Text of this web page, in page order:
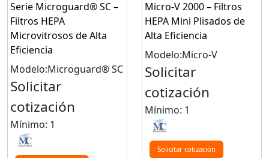
Serie Microguard® SC –
Filtros HEPA
Microvitrosos de Alta
Eficiencia
Modelo:Microguard® SC
Solicitar
cotización
Mínimo: 1
Micro-V 2000 – Filtros
HEPA Mini Plisados de
Alta Eficiencia
Modelo:Micro-V
Solicitar
cotización
Mínimo: 1
Solicitar cotización